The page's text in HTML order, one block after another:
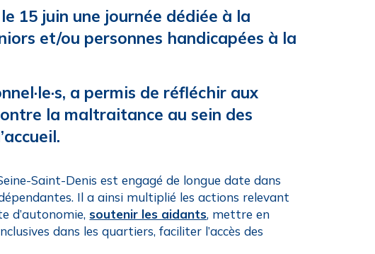
15 juin une journée dédiée à la
et/ou personnes handicapées à la
a permis de réfléchir aux
la maltraitance au sein des
Saint-Denis est engagé de longue date dans
Il a ainsi multiplié les actions relevant
d’autonomie, soutenir les aidants, mettre en
dans les quartiers, faciliter l’accès des